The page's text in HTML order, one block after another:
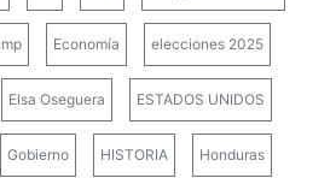
Economía elecciones 2025
Elsa Oseguera ESTADOS UNIDOS
Gobierno HISTORIA Honduras